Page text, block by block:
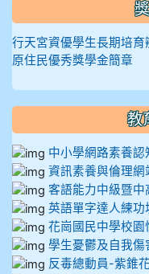
行天宮資優學生長期培育
原住民優秀獎學金簡章
教
中小學網路素養認
資訊素養與倫理網
客語能力中級暨中
英語單字達人練功
花崗國民中學校
學生憂鬱及自我傷
反毒總動員-紫錐